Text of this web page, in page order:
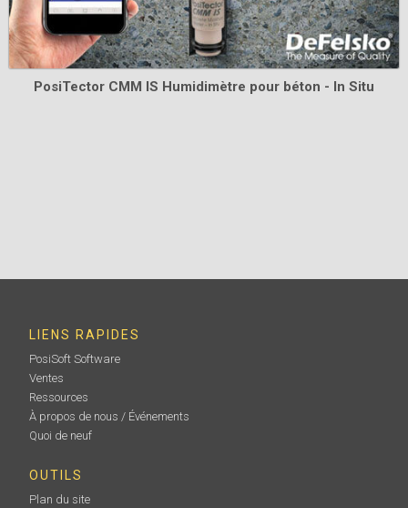
Coupleur à ultrasons
PosiTector CMM IS Humidimètre pour béton - In Situ
LIENS RAPIDES
PosiSoft Software
Ventes
Ressources
À propos de nous / Événements
Quoi de neuf
OUTILS
Plan du site